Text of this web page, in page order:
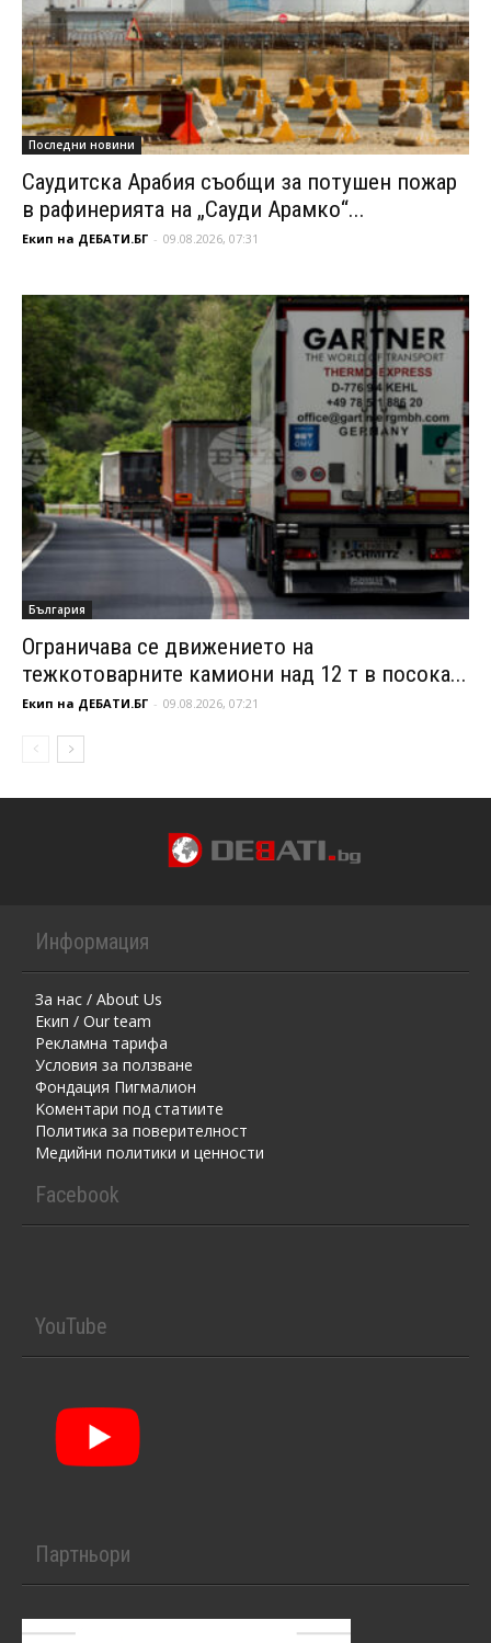
Последни новини
Саудитска Арабия съобщи за потушен пожар
в рафинерията на „Сауди Арамко“...
Екип на ДЕБАТИ.БГ - 09.08.2026, 07:31
България
Ограничава се движението на
тежкотоварните камиони над 12 т в посока...
Екип на ДЕБАТИ.БГ - 09.08.2026, 07:21
Информация
За нас / About Us
Екип / Our team
Рекламна тарифа
Условия за ползване
Фондация Пигмалион
Kоментaри под статиите
Политика за поверителност
Медийни политики и ценности
Facebook
YouTube
Партньори